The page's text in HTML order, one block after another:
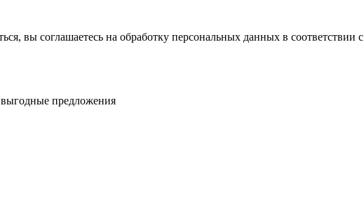
вы соглашаетесь на обработку персональных данных в соответствии с
предложения